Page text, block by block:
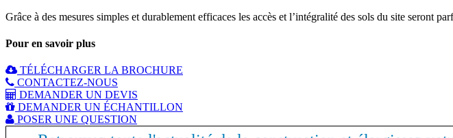
Grâce à des mesures simples et durablement efficaces les accès et l’intégralité des sols du site seront
Pour en savoir plus
TÉLÉCHARGER LA BROCHURE
CONTACTEZ-NOUS
DEMANDER UN DEVIS
DEMANDER UN ÉCHANTILLON
POSER UNE QUESTION